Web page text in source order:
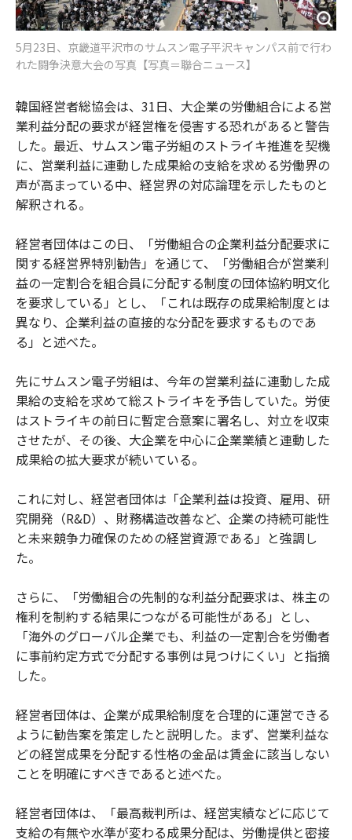
5月23日、京畿道平沢市のサムスン電子平沢キャンパス前で行わ
れた闘争決意大会の写真【写真＝聯合ニュース】
韓国経営者総協会は、31日、大企業の労働組合による営
業利益分配の要求が経営権を侵害する恐れがあると警告
した。最近、サムスン電子労組のストライキ推進を契機
に、営業利益に連動した成果給の支給を求める労働界の
声が高まっている中、経営界の対応論理を示したものと
解釈される。
経営者団体はこの日、「労働組合の企業利益分配要求に
関する経営界特別勧告」を通じて、「労働組合が営業利
益の一定割合を組合員に分配する制度の団体協約明文化
を要求している」とし、「これは既存の成果給制度とは
異なり、企業利益の直接的な分配を要求するものであ
る」と述べた。
先にサムスン電子労組は、今年の営業利益に連動した成
果給の支給を求めて総ストライキを予告していた。労使
はストライキの前日に暫定合意案に署名し、対立を収束
させたが、その後、大企業を中心に企業業績と連動した
成果給の拡大要求が続いている。
これに対し、経営者団体は「企業利益は投資、雇用、研
究開発（R&D）、財務構造改善など、企業の持続可能性
と未来競争力確保のための経営資源である」と強調し
た。
さらに、「労働組合の先制的な利益分配要求は、株主の
権利を制約する結果につながる可能性がある」とし、
「海外のグローバル企業でも、利益の一定割合を労働者
に事前約定方式で分配する事例は見つけにくい」と指摘
した。
経営者団体は、企業が成果給制度を合理的に運営できる
ように勧告案を策定したと説明した。まず、営業利益な
どの経営成果を分配する性格の金品は賃金に該当しない
ことを明確にすべきであると述べた。
経営者団体は、「最高裁判所は、経営実績などに応じて
支給の有無や水準が変わる成果分配は、労働提供と密接